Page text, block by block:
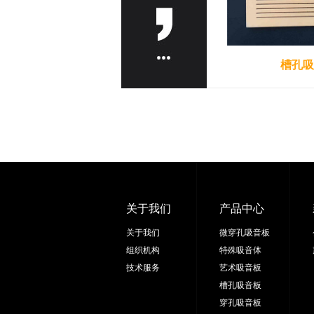
槽孔
关于我们
关于我们
组织机构
技术服务
产品中心
微穿孔吸音板
特殊吸音体
艺术吸音板
槽孔吸音板
穿孔吸音板